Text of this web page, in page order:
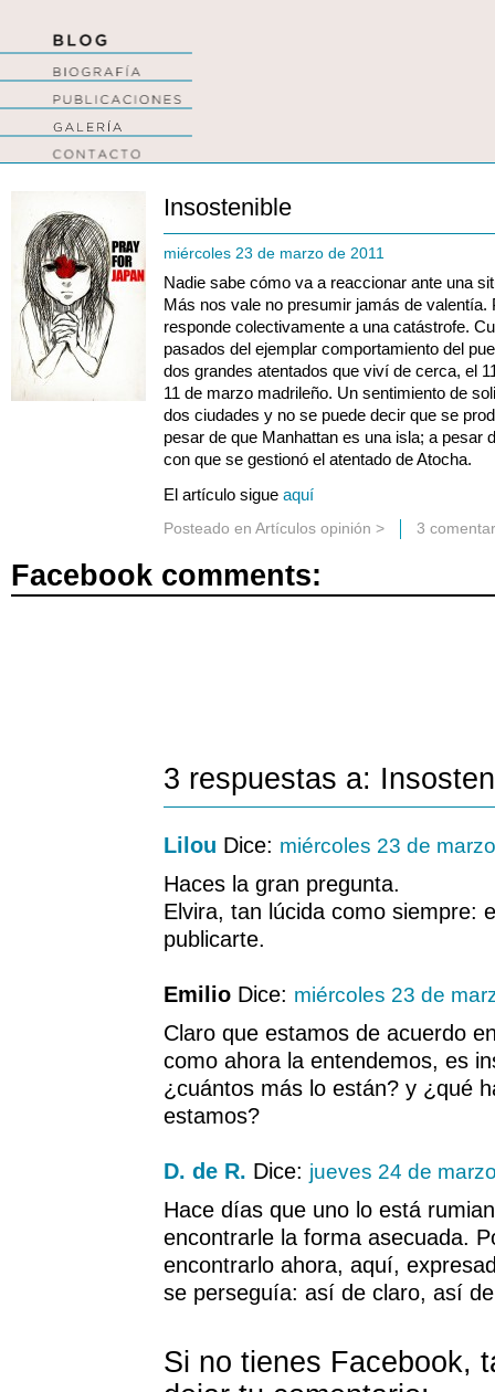
Insostenible
miércoles 23 de marzo de 2011
Nadie sabe cómo va a reaccionar ante una
Más nos vale no presumir jamás de
responde colectivamente a una catástrofe.
pasados del ejemplar comportamiento del
dos grandes atentados que viví de cerca, el
11 de marzo madrileño. Un sentimiento de
dos ciudades y no se puede decir que se
pesar de que Manhattan es una isla; a pesar
con que se gestionó el atentado de Atocha.
El artículo sigue aquí
Posteado en Artículos opinión > 3
Facebook comments:
3 respuestas a:
Lilou Dice: miércoles 23 de
Haces la gran pregunta.
Elvira, tan lúcida como siempre:
publicarte.
Emilio Dice: miércoles 23 de
Claro que estamos de acuerdo
como ahora la entendemos, es
¿cuántos más lo están? y ¿qué
estamos?
D. de R. Dice: jueves 24 de
Hace días que uno lo está
encontrarle la forma asecuada.
encontrarlo ahora, aquí,
se perseguía: así de claro, así
Si no tienes Facebook,